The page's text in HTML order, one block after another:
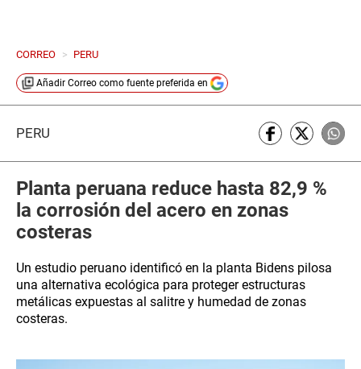
CORREO > PERU
Añadir Correo como fuente preferida en
PERÚ
Planta peruana reduce hasta 82,9 %
la corrosión del acero en zonas
costeras
Un estudio peruano identificó en la planta Bidens pilosa
una alternativa ecológica para proteger estructuras
metálicas expuestas al salitre y humedad de zonas
costeras.